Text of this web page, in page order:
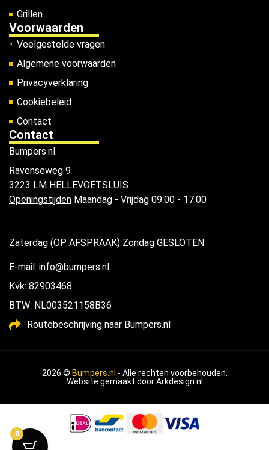
Grillen
Voorwaarden
Veelgestelde vragen
Algemene voorwaarden
Privacyverklaring
Cookiebeleid
Contact
Contact
Bumpers.nl
Ravenseweg 9
3223 LM HELLEVOETSLUIS
Openingstijden Maandag - Vrijdag 09:00 - 17:00
Zaterdag (OP AFSPRAAK) Zondag GESLOTEN
E-mail: info@bumpers.nl
Kvk: 82903468
BTW: NL003521158B36
Routebeschrijving naar Bumpers.nl
2026 © Bumpers.nl - Alle rechten voorbehouden.
Website gemaakt doorArkdesign.nl
0